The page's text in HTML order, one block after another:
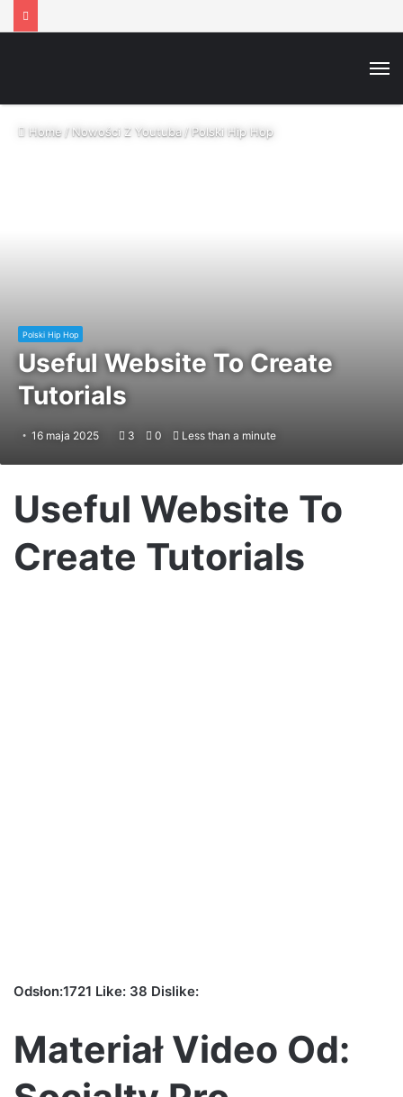
Home/Nowości Z Youtuba/Polski Hip Hop
Polski Hip Hop
Useful Website To Create
Tutorials
16 maja 2025 3 0 Less than a minute